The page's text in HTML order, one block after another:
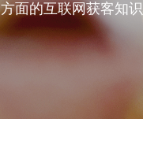
面的互联网获客知识